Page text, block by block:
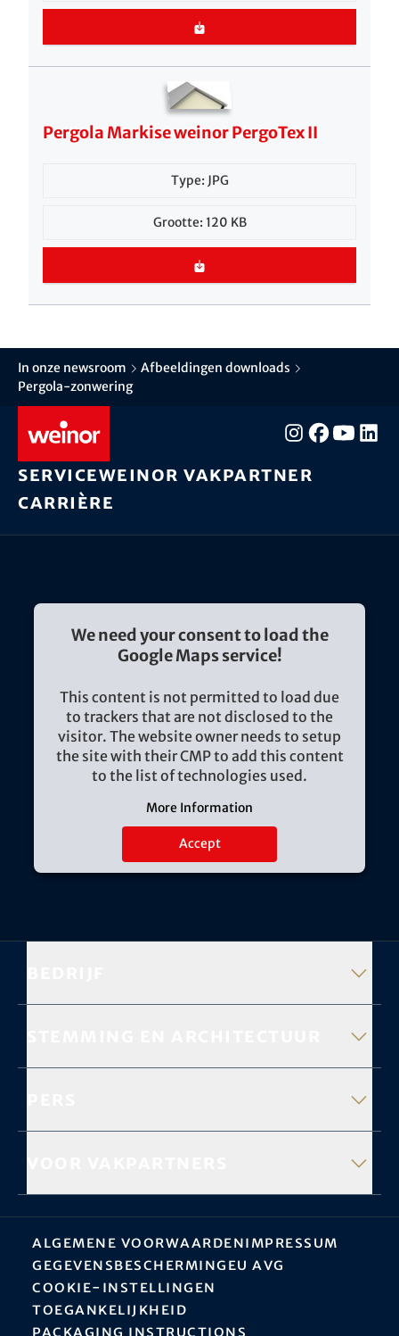
Pergola Markise weinor PergoTex II
Type: JPG
Grootte: 120 KB
In onze newsroom
Afbeeldingen downloads
Pergola-zonwering
Serviceweinor vakpartner
Carrière
We need your consent to load the
Google Maps service!
This content is not permitted to load due
to trackers that are not disclosed to the
visitor. The website owner needs to setup
the site with their CMP to add this content
to the list of technologies used.
More Information
Accept
Algemene VoorwaardenImpressum
Gegevensbescherming EU AVG
Cookie-instellingen
Toegankelijkheid
Packaging instructions